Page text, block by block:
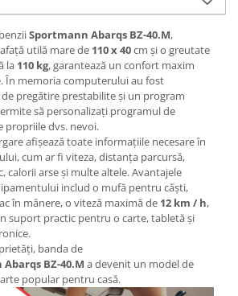
Sportmann Abarqs BZ-40.M,
utilă mare de 110 x 40cm și o greutate
la 110 kg, garantează un confort maxim
În memoria computerului au fost
pregătire prestabilite și un program
să personalizați programul de
propriile dvs. nevoi.
afișează toate informațiile necesare în
cum ar fi viteza, distanța parcursă,
calorii arse și multe altele. Avantajele
includ o mufă pentru căști,
în mânere, o viteză maximă de 12 km / h,
suport practic pentru o carte, tabletă și
banda de
BZ-40.M a devenit un model de
popular pentru casă.